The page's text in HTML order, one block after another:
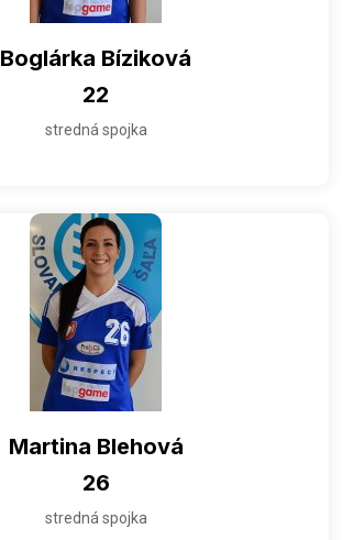
Boglárka Bíziková
22
stredná spojka
Martina Blehová
26
stredná spojka